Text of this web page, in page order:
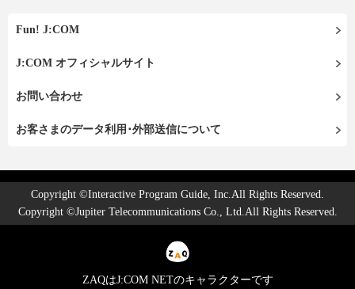
Fun! J:COM
J:COM オフィシャルサイト
お問い合わせ
お客さまのデータ利用･外部送信について
Copyright ©Interactive Program Guide, Inc.All Rights Reserved.
Copyright ©Jupiter Telecommunications Co., Ltd.All Rights Reserved.
ZAQはJ:COM NETのキャラクターです